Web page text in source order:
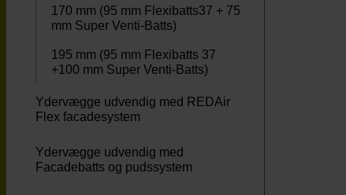
170 mm (95 mm Flexibatts37 + 75
mm Super Venti-Batts)
195 mm (95 mm Flexibatts 37
+100 mm Super Venti-Batts)
Ydervægge udvendig med REDAir
Flex facadesystem
Ydervægge udvendig med
Facadebatts og pudssystem